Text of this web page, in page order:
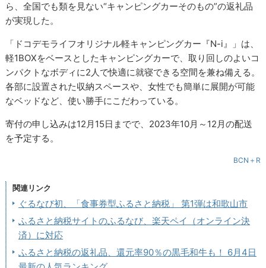
ら、全国でも類を見ない“キャンピングカーそのもの”の返礼品
が実現した。
「ドコデモライフオリジナル軽キャンピングカー『N-i』」は、
軽1BOXをベースとしたキャンピングカーで、取り回しのよいコ
ンパクトなボディに2人で快適に就寝できる空間を兼ね備える。
各部に設置された収納スペースや、女性でも簡単に展開が可能
なベッドなど、使い勝手にこだわっている。
寄付の申し込みは12月15日までで、2023年10月～12月の配送
を予定する。
BCN＋R
関連リンク
ぐるなび初、「食事券型ふるさと納税」 第1弾は和歌山市
ふるさと納税サイトのふるなび、楽天ペイ（オンライン決
済）に対応
ふるさと納税の返礼品、還元率90％の黒毛和牛も！ 6月4日